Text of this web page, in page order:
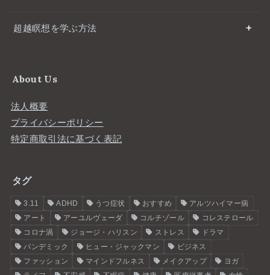
超越瞑想を学ぶ方法
About Us
法人概要
プライバシーポリシー
特定商取引法に基づく表記
タグ
3.11 ADHD うつ症状 おすすめ
アルツハイマー病
アート
アーユルヴェーダ コルチゾール
コレステロール
コロナ渦
ジョージ・ハリスン ストレス
ドラマ
パンデミック
ヒュー・ジャックマン
ビジネス
ファッション
マインドフルネス メイクアップ
ヨガ